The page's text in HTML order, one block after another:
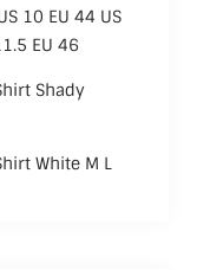
10 EU 44 US
EU 46
Shady
White M L